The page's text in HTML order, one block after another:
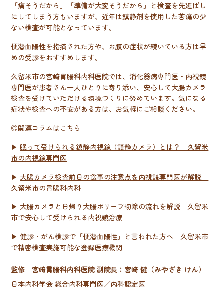
「痛そうだから」「準備が大変そうだから」と検査を先延ばし
にしてしまう方もいますが、近年は鎮静剤を使用した苦痛の少
ない検査が可能となっています。
便潜血陽性を指摘された方や、お腹の症状が続いている方は早
めの受診をおすすめします。
久留米市の宮﨑胃腸科内科医院では、消化器病専門医・内視鏡
専門医が患者さん一人ひとりに寄り添い、安心して大腸カメラ
検査を受けていただける環境づくりに努めています。気になる
症状や検査への不安がある方は、お気軽にご相談ください。
◎関連コラムはこちら
▶ 眠って受けられる鎮静内視鏡（鎮静カメラ）とは？｜久留米
市の内視鏡専門医
▶ 大腸カメラ検査前日の食事の注意点を内視鏡専門医が解説｜
久留米市の胃腸科内科
▶ 大腸カメラと日帰り大腸ポリープ切除の流れを解説｜久留米
市で安心して受けられる内視鏡治療
▶ 健診・がん検診で「便潜血陽性」と言われた方へ｜久留米市
で精密検査実施可能な登録医療機関
監修 宮﨑胃腸科内科医院 副院長：宮﨑 健（みやざき けん）
日本内科学会 総合内科専門医／内科認定医